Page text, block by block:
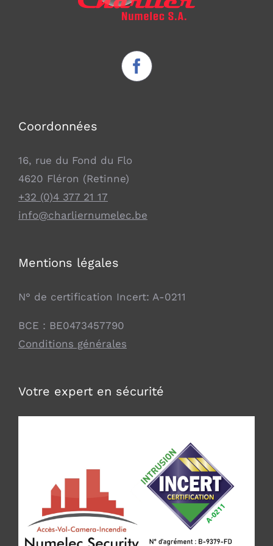
Coordonnées
16, rue du Fond du Flo
4620 Fléron (Retinne)
+32 (0)4 377 21 17
info@charliernumelec.be
Mentions légales
N° de certification Incert: A-0211
BCE : BE0473457790
Conditions générales
Votre expert en sécurité